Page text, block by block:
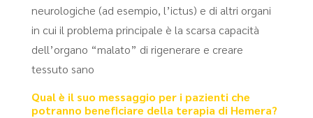
neurologiche (ad esempio, l’ictus) e di altri organi
in cui il problema principale è la scarsa capacità
dell’organo “malato” di rigenerare e creare
tessuto sano
Qual è il suo messaggio per i pazienti che
potranno beneficiare della terapia di Hemera?